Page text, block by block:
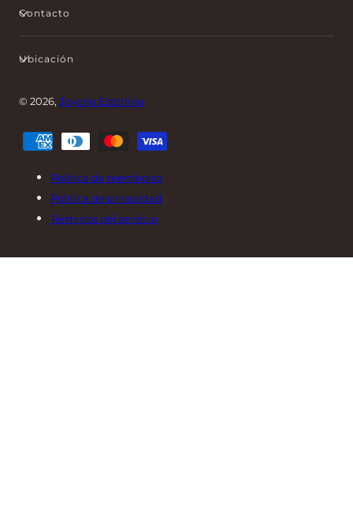
Contacto
Ubicación
© 2026, Joyería Esterlina
Métodos
de
Política de reembolso
Política de privacidad
Términos del servicio